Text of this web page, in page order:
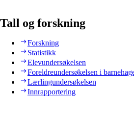
Tall og forskning
Forskning
Statistikk
Elevundersøkelsen
Foreldreundersøkelsen i
Lærlingundersøkelsen
Innrapportering